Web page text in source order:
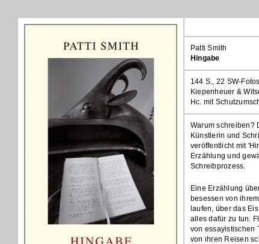
Patti Smith
Hingabe
144 S., 22 SW-
Kiepenheuer &
Hc. mit
Warum schreiben?
Künstlerin und
veröffentlicht mit
Erzählung und
Schreibprozess.
Eine Erzählung
besessen von
laufen, über das
alles dafür zu tun.
von essayistischen
von ihren Reisen